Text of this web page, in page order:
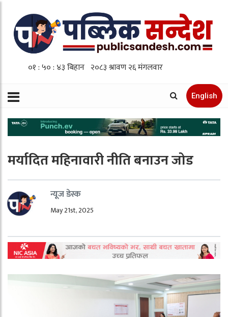
English
मर्यादित महिनावारी नीति बनाउन जोड
न्यूज डेस्क
May 21st, 2025